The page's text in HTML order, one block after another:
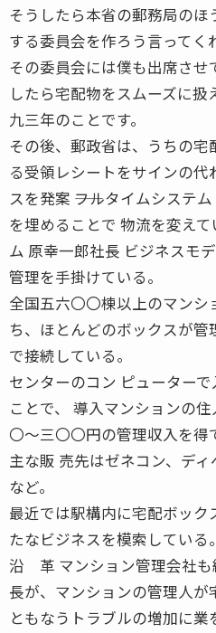
そうしたら本省の郵務局の
する委員会を作ろう言ってく
その委員会には僕も出席させ
したら宅配物をスムーズに扱
九三年のことです。
その後、郵政省は、うちの
る受領レシートをサインの
スを発案 ――フルタイムシステ
を埋めることで 物流を変え
ム 原幸一郎社長 ビジネスモ
管理を手掛けている。
全国五六〇〇棟以上のマン
ち、ほとんどのボックスが管
で接続している。
センターのコン ピューター
ことで、 導入マンションの
〇〜三〇〇円の管理収入を得
主な販 売先はゼネコン、デ
など。
最近では駅構内に宅配ボッ
たなビジネスを模索している。
沿 革 マンション管理会社も
長が、マンションの管理人が
ともなうトラブルの増加に業